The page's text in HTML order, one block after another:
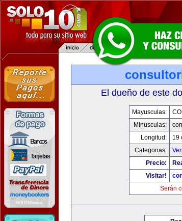
El dueño de este
Mayusculas:
Minusculas:
Longitud:
19
Categorias:
Precio:
Visitar!
Serán